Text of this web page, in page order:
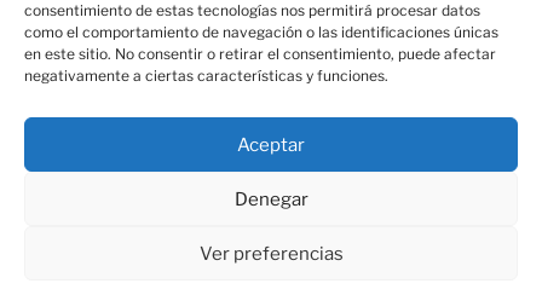
consentimiento de estas tecnologías nos permitirá procesar datos
como el comportamiento de navegación o las identificaciones únicas
en este sitio. No consentir o retirar el consentimiento, puede afectar
negativamente a ciertas características y funciones.
Aceptar
Denegar
Ver preferencias